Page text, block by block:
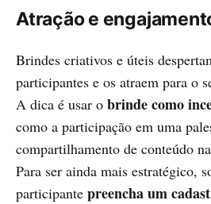
Atração e
Brindes criativos e úteis
participantes e os atraem para o
A dica é usar o brinde como
como a participação em uma
compartilhamento de conteúdo
Para ser ainda mais estratégico,
participante preencha um